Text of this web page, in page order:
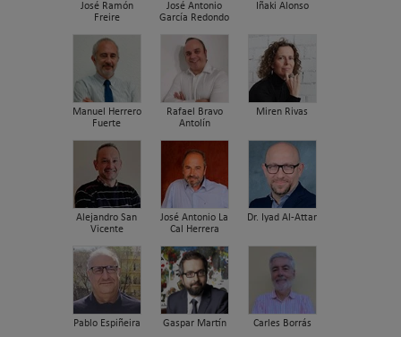
José Ramón
Freire
José Antonio
García Redondo
Iñaki Alonso
Manuel Herrero
Fuerte
Rafael Bravo
Antolín
Miren Rivas
Alejandro San
Vicente
José Antonio La
Cal Herrera
Dr. Iyad Al-Attar
Pablo Espiñeira Gaspar Martín Carles Borrás